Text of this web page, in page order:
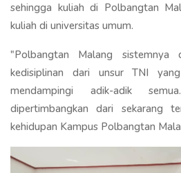
sehingga kuliah di Polbangtan
kuliah di universitas umum.
"Polbangtan Malang
kedisiplinan dari unsur TNI
mendampingi adik-adik
dipertimbangkan dari sekarang
kehidupan Kampus Polbangtan